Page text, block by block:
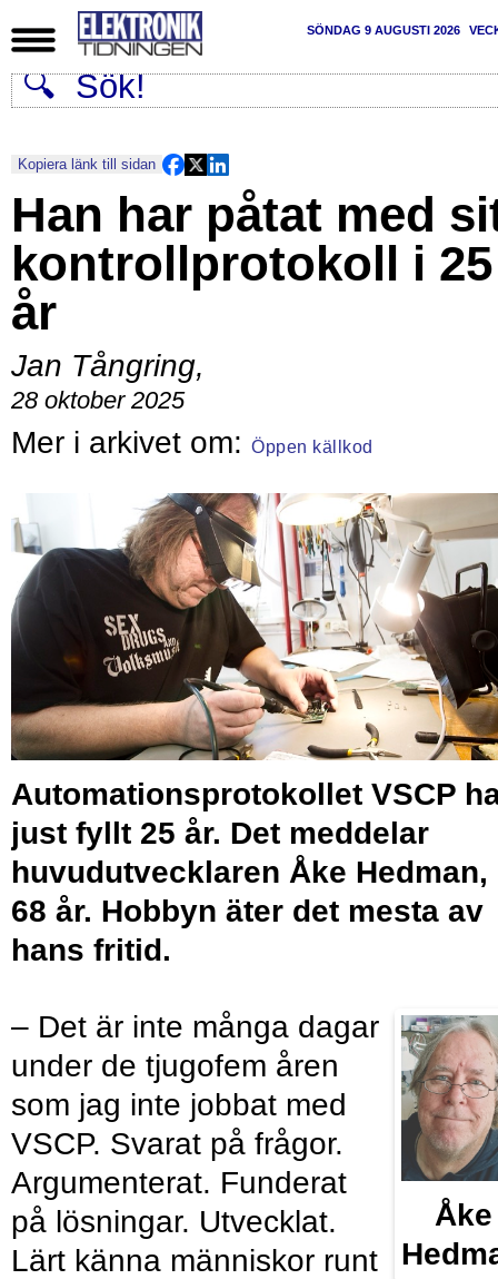
SÖNDAG 9 AUGUSTI 2026
Kopiera länk till sidan
Han har påtat med
kontrollprotokoll i 25
år
Jan Tångring,
28 oktober 2025
Öppen källkod
Automationsprotokollet VSCP
just fyllt 25 år. Det meddelar
huvud­utvecklaren Åke Hedman,
68 år. Hobbyn äter det mesta av
hans fritid.
Åke
– Det är inte många dagar
under de tjugofem åren
som jag inte jobbat med
VSCP. Svarat på frågor.
Argumenterat. Funderat
på lösningar. Utvecklat.
Lärt känna människor runt